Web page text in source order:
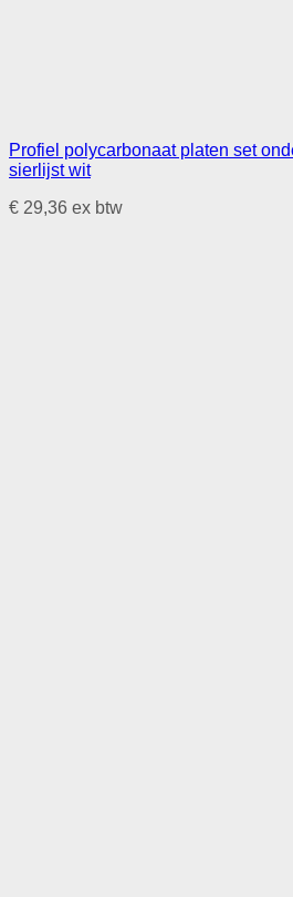
Profiel polycarbonaat platen set
sierlijst wit
€ 29,36 ex btw